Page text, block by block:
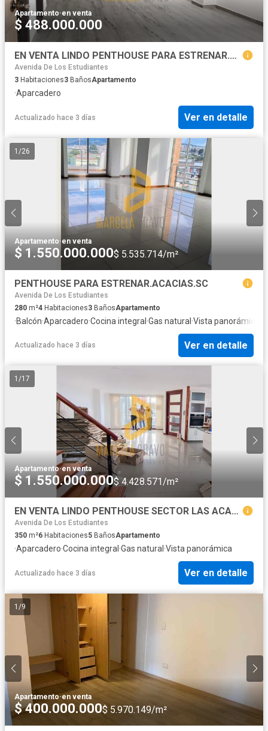
Apartamento·en venta
$ 488.000.000
EN VENTA LINDO PENTHOUSE PARA ESTRENAR.SECTOR TEJAR.SC
Avenida De Los Estudiantes
3 Habitaciones3 BañosApartamento
·Aparcadero
Actualizado hace 3 días Ver en detalle
1 /26
Apartamento·en venta
$ 1.550.000.000$ 5.535.714/m²
PENTHOUSE PARA ESTRENAR.ACACIAS.SC
Avenida De Los Estudiantes
280 m²4 Habitaciones3 BañosApartamento
·Balcón·Aparcadero·Cocina integral·Gas natural·Vista panorámica
Actualizado hace 3 días Ver en detalle
1 /17
Apartamento·en venta
$ 1.550.000.000$ 4.428.571/m²
EN VENTA LINDO PENTHOUSE SECTOR LAS ACACIAS.SC
Avenida De Los Estudiantes
350 m²6 Habitaciones5 BañosApartamento
·Aparcadero·Cocina integral ·Gas natural ·Vista panorámica
Actualizado hace 3 días Ver en detalle
1 /9
Apartamento·en venta
$ 400.000.000$ 5.970.149/m²